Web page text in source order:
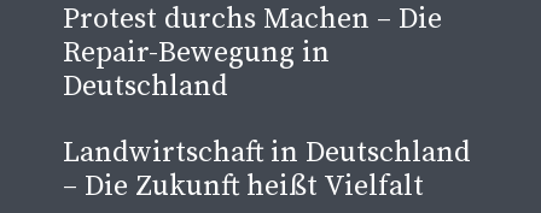
Protest durchs Machen – Die
Repair-Bewegung in
Deutschland
Landwirtschaft in Deutschland
– Die Zukunft heißt Vielfalt